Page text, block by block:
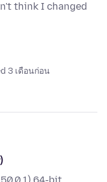
think I changed
3 เดือนก่อน